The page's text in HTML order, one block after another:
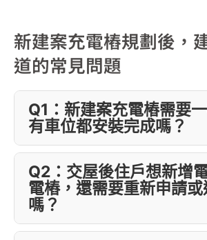
新建案充電樁規劃後，
道的常見問題
Q1：新建案充電樁需要
有車位都安裝完成嗎？
Q2：交屋後住戶想新增
電樁，還需要重新申請或
嗎？